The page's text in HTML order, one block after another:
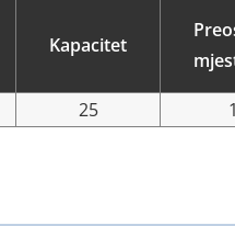
Kapacitet
25